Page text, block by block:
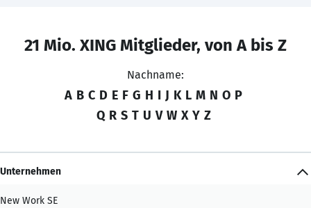
21 Mio. XING Mitglieder, von A bis Z
Nachname:
A B C D E F G H I J K L M N O P
Q R S T U V W X Y Z
Unternehmen
New Work SE